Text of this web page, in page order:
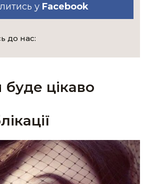
у Facebook
до нас:
цікаво